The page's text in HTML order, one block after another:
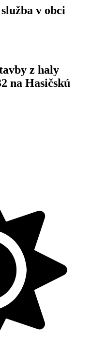
v obci
z haly
na Hasičskú